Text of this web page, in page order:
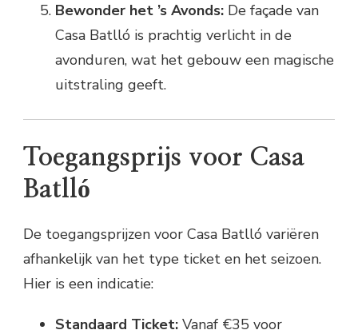
Bewonder het ’s Avonds: De façade van
Casa Batlló is prachtig verlicht in de
avonduren, wat het gebouw een magische
uitstraling geeft.
Toegangsprijs voor Casa
Batlló
De toegangsprijzen voor Casa Batlló variëren
afhankelijk van het type ticket en het seizoen.
Hier is een indicatie:
Standaard Ticket: Vanaf €35 voor